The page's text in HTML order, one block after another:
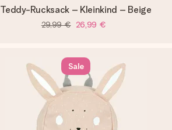
Teddy-Rucksack – Kleinkind – Beige
29,99 € 26,99 €
Sale